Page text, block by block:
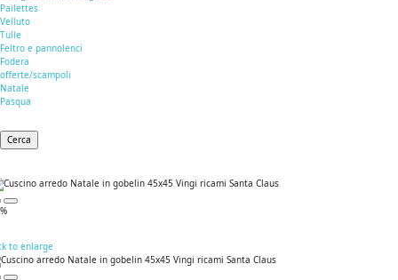
Pailettes
Velluto
Tulle
Feltro e pannolenci
Fodera
offerte/scampoli
Natale
Pasqua
Cerca
to enlarge